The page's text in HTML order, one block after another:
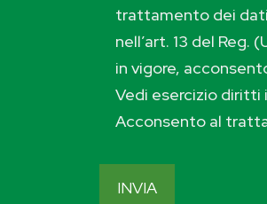
trattamento dei
nell’art. 13 del Reg.
in vigore,
Vedi esercizio diritti
Acconsento al